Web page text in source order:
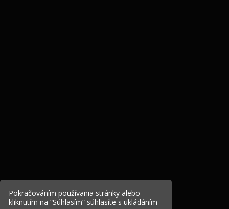
Pokračováním používania stránky alebo
kliknutím na “Súhlasím“ súhlasíte s ukládáním